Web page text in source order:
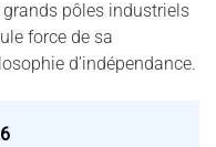
pôles industriels
force de sa
d’indépendance.